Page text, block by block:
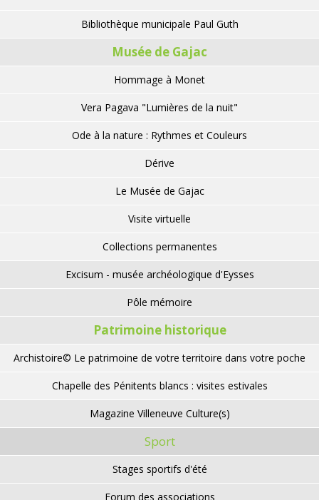
Bibliothèque municipale Paul Guth
Musée de Gajac
Hommage à Monet
Vera Pagava "Lumières de la nuit"
Ode à la nature : Rythmes et Couleurs
Dérive
Le Musée de Gajac
Visite virtuelle
Collections permanentes
Excisum - musée archéologique d'Eysses
Pôle mémoire
Patrimoine historique
Archistoire© Le patrimoine de votre territoire dans votre poche
Chapelle des Pénitents blancs : visites estivales
Magazine Villeneuve Culture(s)
Sport
Stages sportifs d'été
Forum des associations